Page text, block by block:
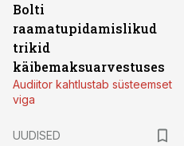
Bolti
raamatupidamislikud
trikid
käibemaksuarvestuses
Audiitor kahtlustab süsteemset
viga
UUDISED